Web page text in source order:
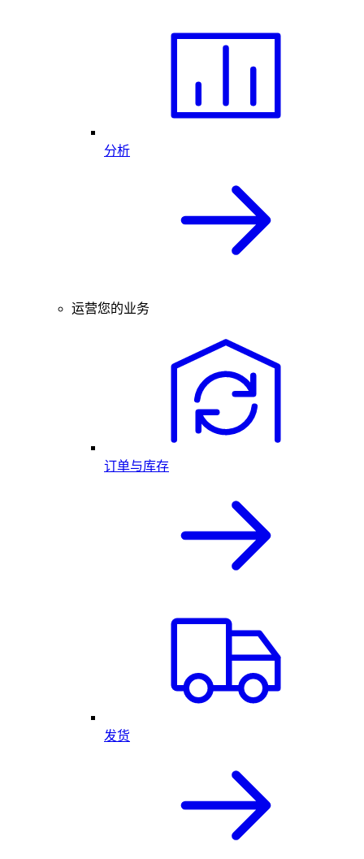
分析
运营您的业务
订单与库存
发货